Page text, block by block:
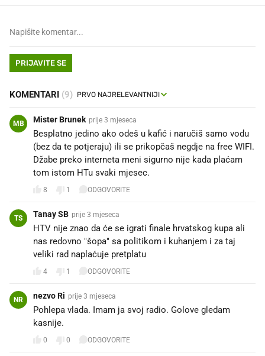
PRIJAVITE SE
KOMENTARI (9)
MB Mister Brunek prije 3 mjeseca
Besplatno jedino ako odeš u kafić i naručiš samo vodu
(bez da te potjeraju) ili se prikopčaš negdje na free WIFI.
Džabe preko interneta meni sigurno nije kada plaćam
tom istom HTu svaki mjesec.
8 1 ODGOVORITE
TS Tanay SB prije 3 mjeseca
HTV nije znao da će se igrati finale hrvatskog kupa ali
nas redovno "šopa" sa politikom i kuhanjem i za taj
veliki rad naplaćuje pretplatu 🤮
4 1 ODGOVORITE
NR nezvo Ri prije 3 mjeseca
Pohlepa vlada. Imam ja svoj radio. Golove gledam
kasnije.
0 0 ODGOVORITE